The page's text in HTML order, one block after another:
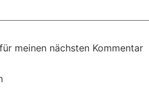
meinen nächsten Kommentar